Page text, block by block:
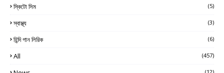
স্কিটো সিম (5)
স্বাস্থ্য (3)
হিন্দি গান লিরিক (6)
All (457)